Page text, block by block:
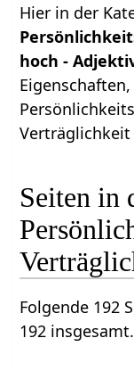
Hier in der
hoch -
Seiten in
Folgende 192
192 insgesamt.